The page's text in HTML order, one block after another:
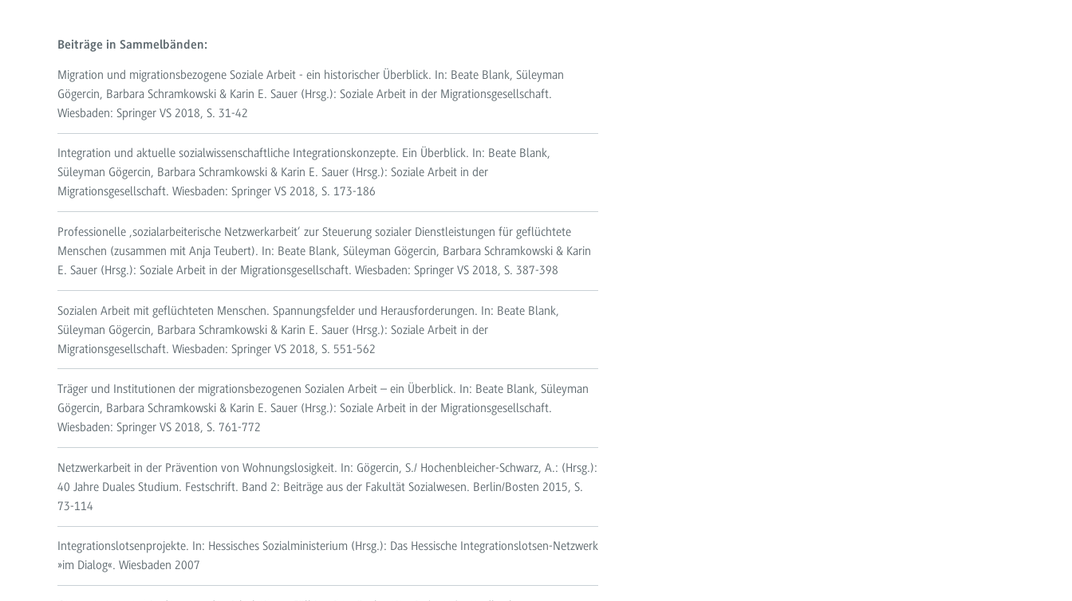
Beiträge in Sammelbänden:
Migration und migrationsbezogene Soziale Arbeit - ein historischer Überblick. In: Beate Blank, Süleyman
Gögercin, Barbara Schramkowski & Karin E. Sauer (Hrsg.): Soziale Arbeit in der Migrationsgesellschaft.
Wiesbaden: Springer VS 2018, S. 31-42
Integration und aktuelle sozialwissenschaftliche Integrationskonzepte. Ein Überblick. In: Beate Blank,
Süleyman Gögercin, Barbara Schramkowski & Karin E. Sauer (Hrsg.): Soziale Arbeit in der
Migrationsgesellschaft. Wiesbaden: Springer VS 2018, S. 173-186
Professionelle ‚sozialarbeiterische Netzwerkarbeit‘ zur Steuerung sozialer Dienstleistungen für geflüchtete
Menschen (zusammen mit Anja Teubert). In: Beate Blank, Süleyman Gögercin, Barbara Schramkowski & Karin
E. Sauer (Hrsg.): Soziale Arbeit in der Migrationsgesellschaft. Wiesbaden: Springer VS 2018, S. 387-398
Sozialen Arbeit mit geflüchteten Menschen. Spannungsfelder und Herausforderungen. In: Beate Blank,
Süleyman Gögercin, Barbara Schramkowski & Karin E. Sauer (Hrsg.): Soziale Arbeit in der
Migrationsgesellschaft. Wiesbaden: Springer VS 2018, S. 551-562
Träger und Institutionen der migrationsbezogenen Sozialen Arbeit – ein Überblick. In: Beate Blank, Süleyman
Gögercin, Barbara Schramkowski & Karin E. Sauer (Hrsg.): Soziale Arbeit in der Migrationsgesellschaft.
Wiesbaden: Springer VS 2018, S. 761-772
Netzwerkarbeit in der Prävention von Wohnungslosigkeit. In: Gögercin, S./ Hochenbleicher-Schwarz, A.: (Hrsg.):
40 Jahre Duales Studium. Festschrift. Band 2: Beiträge aus der Fakultät Sozialwesen. Berlin/Bosten 2015, S.
73-114
Integrationslotsenprojekte. In: Hessisches Sozialministerium (Hrsg.): Das Hessische Integrationslotsen-Netzwerk
»im Dialog«. Wiesbaden 2007